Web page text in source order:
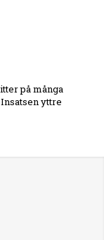
på många
yttre